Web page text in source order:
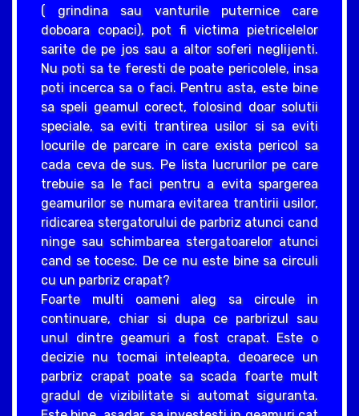
( grindina sau vanturile puternice care
doboara copaci), pot fi victima pietricelelor
sarite de pe jos sau a altor soferi neglijenti.
Nu poti sa te feresti de poate pericolele, insa
poti incerca sa o faci. Pentru asta, este bine
sa speli geamul corect, folosind doar solutii
speciale, sa eviti trantirea usilor si sa eviti
locurile de parcare in care exista pericol sa
cada ceva de sus. Pe lista lucrurilor pe care
trebuie sa le faci pentru a evita spargerea
geamurilor se numara evitarea trantirii usilor,
ridicarea stergatorului de parbriz atunci cand
ninge sau schimbarea stergatoarelor atunci
cand se tocesc. De ce nu este bine sa circuli
cu un parbriz crapat?
Foarte multi oameni aleg sa circule in
continuare, chiar si dupa ce parbrizul sau
unul dintre geamuri a fost crapat. Este o
decizie nu tocmai inteleapta, deoarece un
parbriz crapat poate sa scada foarte mult
gradul de vizibilitate si automat siguranta.